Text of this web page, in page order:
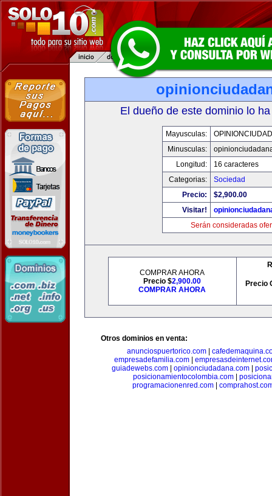
El dueño de este dominio lo
Mayusculas:
Minusculas:
Longitud:
16 caracteres
Categorias:
Sociedad
Precio:
$2,900.00
Visitar!
Serán consideradas
COMPRAR AHORA
Precio $2,900.00
COMPRAR AHORA
Precio
Otros dominios en venta:
anunciospuertorico.com|
empresadefamilia.com
guiadewebs.com
opinionciudadana.com
posicionamientocolombia.com|
programacionenred.com